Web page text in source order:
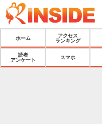
ホーム
アクセス
ランキング
読者
アンケート
スマホ